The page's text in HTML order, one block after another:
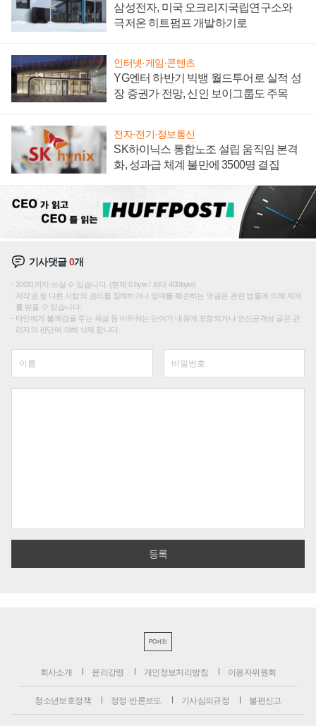
삼성전자, 미국 오크리지국립연구소와
극저온 히트펌프 개발하기로
인터넷·게임·콘텐츠
YG엔터 하반기 빅뱅 월드투어로 실적 성
장 증권가 전망, 신인 보이그룹도 주목
전자·전기·정보통신
SK하이닉스 통합노조 설립 움직임 본격
화, 성과급 체계 불만에 3500명 결집
기사댓글0개
200자까지 쓰실 수 있습니다. (현재 0 byte / 최대 400byte)
저작권 등 다른 사람의 권리를 침해하거나 명예를 훼손하는 댓글은 관련 법률에 의해 제재
를 받을 수 있습니다.
타인에게 불쾌감을 주는 욕설 등 비하하는 단어가 내용에 포함되거나 인신공격성 글은 관
리자의 판단에 의해 삭제 합니다.
PC버전
회사소개 윤리강령 개인정보처리방침 이용자위원회
청소년보호정책 정정·반론보도 기사심의규정 불편신고